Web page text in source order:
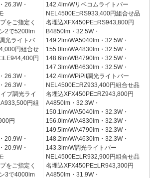
26.3W・
をご指定く
2で5200lm
光ライトバ
円組合せ
円
26.3W・
26.3W・
プ調光ライ
円組
円
20.9W・
20.9W・
をご指定く
3で4000lm
142.4lm/Wリベコムライトバー
NEL4500E□RS933,400円組合せ品
名埋込XFX450PE□RS943,800円
B4850lm・32.5W・
149.2lm/WA5040lm・32.5W・
155.0lm/WA4830lm・32.5W・
148.6lm/WB4790lm・32.5W・
147.3lm/WB4630lm・32.5W・
142.4lm/WPiPit調光ライトバー
NEL4500E□RZ933,400円組合せ品
名埋込XFX450PE□RZ943,800円
A4850lm・32.3W・
150.1lm/WA5040lm・32.3W・
156.0lm/WA4830lm・32.3W・
149.5lm/WA4790lm・32.3W・
148.2lm/WA4630lm・32.3W・
143.3lm/W調光ライトバー
NEL4500E□LR932,900円組合せ品
名埋込XFX450PE□LR943,300円
A4850lm・31.9W・